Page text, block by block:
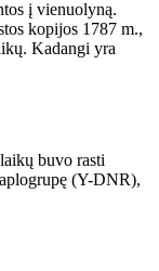
į vienuolyną.
kopijos 1787 m.,
Kadangi yra
buvo rasti
(Y-DNR),